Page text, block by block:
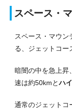
スペース・
スペース・マウン
る、ジェットコー
暗闇の中を急上昇
速は約50kmとハ
通常のジェットコ